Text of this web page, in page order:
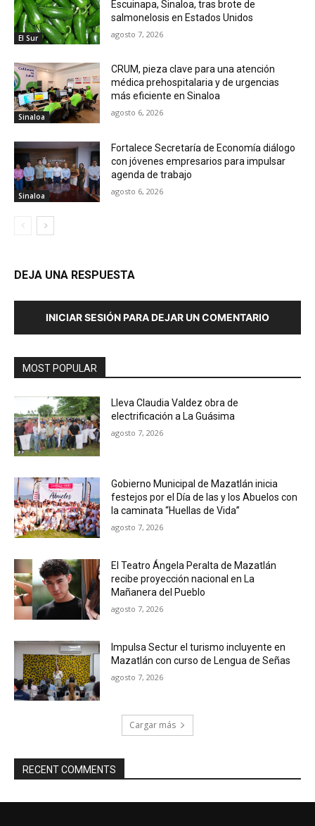
El Sur
Escuinapa, Sinaloa, tras brote de
salmonelosis en Estados Unidos
agosto 7, 2026
Sinaloa
CRUM, pieza clave para una atención
médica prehospitalaria y de urgencias
más eficiente en Sinaloa
agosto 6, 2026
Sinaloa
Fortalece Secretaría de Economía diálogo
con jóvenes empresarios para impulsar
agenda de trabajo
agosto 6, 2026
DEJA UNA RESPUESTA
INICIAR SESIÓN PARA DEJAR UN COMENTARIO
MOST POPULAR
Lleva Claudia Valdez obra de
electrificación a La Guásima
agosto 7, 2026
Gobierno Municipal de Mazatlán inicia
festejos por el Día de las y los Abuelos con
la caminata “Huellas de Vida”
agosto 7, 2026
El Teatro Ángela Peralta de Mazatlán
recibe proyección nacional en La
Mañanera del Pueblo
agosto 7, 2026
Impulsa Sectur el turismo incluyente en
Mazatlán con curso de Lengua de Señas
agosto 7, 2026
Cargar más
RECENT COMMENTS